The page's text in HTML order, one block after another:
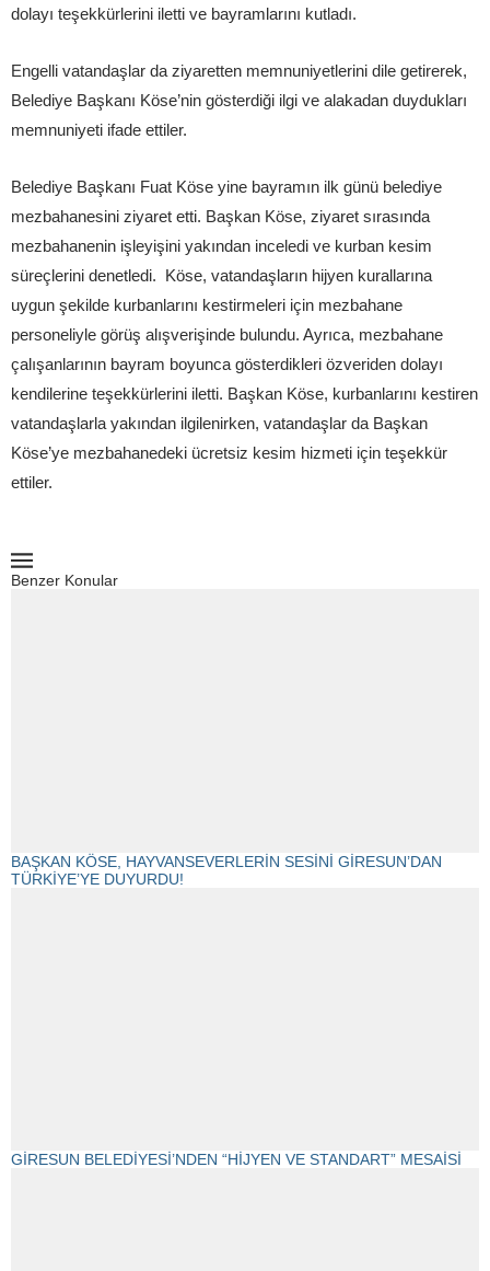
dolayı teşekkürlerini iletti ve bayramlarını kutladı.
Engelli vatandaşlar da ziyaretten memnuniyetlerini dile getirerek,
Belediye Başkanı Köse’nin gösterdiği ilgi ve alakadan duydukları
memnuniyeti ifade ettiler.
Belediye Başkanı Fuat Köse yine bayramın ilk günü belediye
mezbahanesini ziyaret etti. Başkan Köse, ziyaret sırasında
mezbahanenin işleyişini yakından inceledi ve kurban kesim
süreçlerini denetledi. Köse, vatandaşların hijyen kurallarına
uygun şekilde kurbanlarını kestirmeleri için mezbahane
personeliyle görüş alışverişinde bulundu. Ayrıca, mezbahane
çalışanlarının bayram boyunca gösterdikleri özveriden dolayı
kendilerine teşekkürlerini iletti. Başkan Köse, kurbanlarını kestiren
vatandaşlarla yakından ilgilenirken, vatandaşlar da Başkan
Köse’ye mezbahanedeki ücretsiz kesim hizmeti için teşekkür
ettiler.
Benzer Konular
BAŞKAN KÖSE, HAYVANSEVERLERİN SESİNİ GİRESUN’DAN
TÜRKİYE’YE DUYURDU!
GİRESUN BELEDİYESİ’NDEN “HİJYEN VE STANDART” MESAİSİ